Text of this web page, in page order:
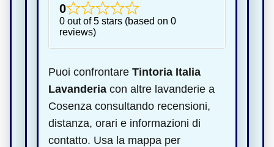
0
0 out of 5 stars (based on 0
reviews)
Puoi confrontare Tintoria Italia
Lavanderia con altre lavanderie a
Cosenza consultando recensioni,
distanza, orari e informazioni di
contatto. Usa la mappa per